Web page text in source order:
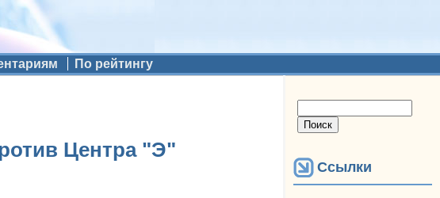
По рейтингу
Центра "Э"
Ссылки